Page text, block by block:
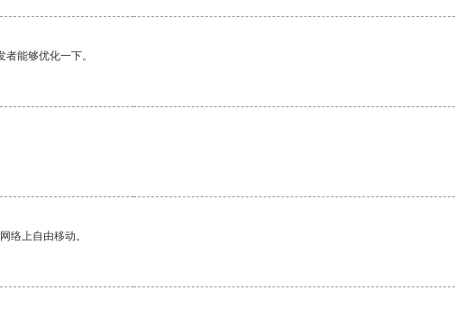
能够优化一下。
络上自由移动。